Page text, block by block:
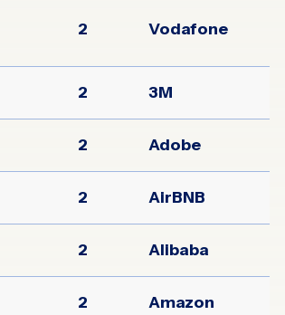
Vodafone
2
3M
2
Adobe
2
AirBNB
2
Alibaba
2
Amazon
2